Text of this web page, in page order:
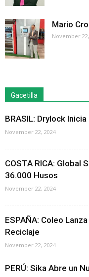
Mario
November
Gacetilla
BRASIL: Drylock
November 22, 2024
COSTA RICA: Global
36.000 Husos
November 22, 2024
ESPAÑA: Coleo
Reciclaje
November 22, 2024
PERÚ: Sika Abre un